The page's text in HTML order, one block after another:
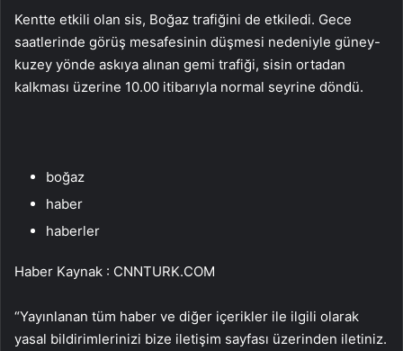
Kentte etkili olan sis, Boğaz trafiğini de etkiledi. Gece
saatlerinde görüş mesafesinin düşmesi nedeniyle güney-
kuzey yönde askıya alınan gemi trafiği, sisin ortadan
kalkması üzerine 10.00 itibarıyla normal seyrine döndü.
boğaz
haber
haberler
Haber Kaynak : CNNTURK.COM
“Yayınlanan tüm haber ve diğer içerikler ile ilgili olarak
yasal bildirimlerinizi bize iletişim sayfası üzerinden iletiniz.